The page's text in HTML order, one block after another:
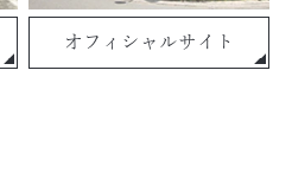
オフィシャルサイト